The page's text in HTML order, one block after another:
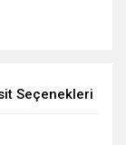
Seçenekleri